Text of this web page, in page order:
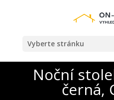
Vyberte stránku
Noční
černá,